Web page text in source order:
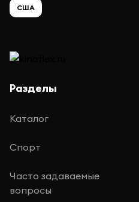
США
Разделы
Каталог
Спорт
Часто задаваемые
вопросы